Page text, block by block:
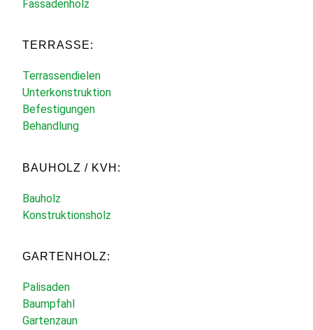
Fassadenholz
TERRASSE:
Terrassendielen
Unterkonstruktion
Befestigungen
Behandlung
BAUHOLZ / KVH:
Bauholz
Konstruktionsholz
GARTENHOLZ:
Palisaden
Baumpfahl
Gartenzaun